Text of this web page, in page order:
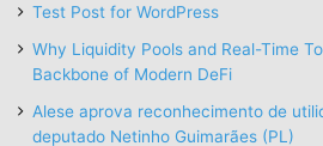
Test Post for WordPress
Why Liquidity Pools and Real-Time
Backbone of Modern DeFi
Alese aprova reconhecimento de
deputado Netinho Guimarães (PL)